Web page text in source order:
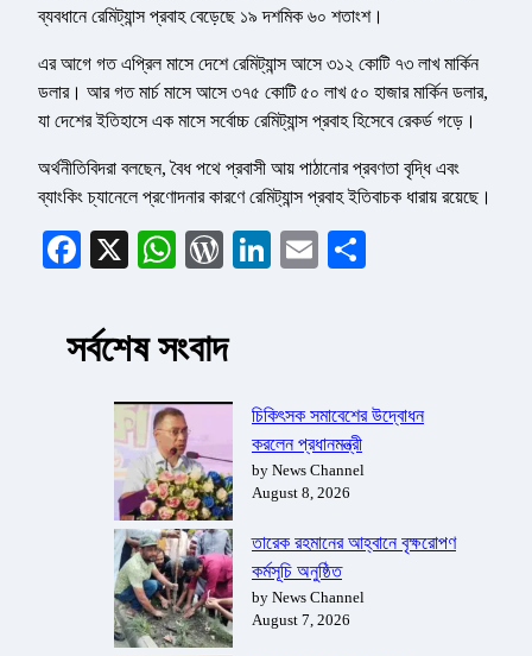
ব্যবধানে রেমিট্যান্স প্রবাহ বেড়েছে ১৯ দশমিক ৬০ শতাংশ।
এর আগে গত এপ্রিল মাসে দেশে রেমিট্যান্স আসে ৩১২ কোটি ৭৩ লাখ মার্কিন
ডলার। আর গত মার্চ মাসে আসে ৩৭৫ কোটি ৫০ লাখ ৫০ হাজার মার্কিন ডলার,
যা দেশের ইতিহাসে এক মাসে সর্বোচ্চ রেমিট্যান্স প্রবাহ হিসেবে রেকর্ড গড়ে।
অর্থনীতিবিদরা বলছেন, বৈধ পথে প্রবাসী আয় পাঠানোর প্রবণতা বৃদ্ধি এবং
ব্যাংকিং চ্যানেলে প্রণোদনার কারণে রেমিট্যান্স প্রবাহ ইতিবাচক ধারায় রয়েছে।
Facebook
X WhatsApp
WordPress
LinkedIn
Email
সর্বশেষ সংবাদ
চিকিৎসক সমাবেশের উদ্বোধন
করলেন প্রধানমন্ত্রী
by News Channel
August 8, 2026
তারেক রহমানের আহ্বানে বৃক্ষরোপণ
কর্মসূচি অনুষ্ঠিত
by News Channel
August 7, 2026